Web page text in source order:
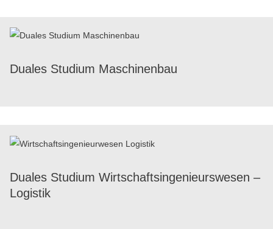
Duales Studium Maschinenbau
Duales Studium Wirt­schafts­in­ge­nieurs­we­sen –
Logistik